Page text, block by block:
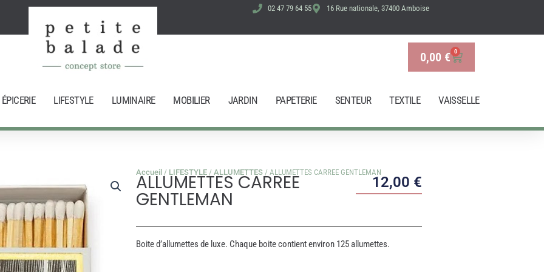
02 47 79 64 55 16 Rue nationale, 37400 Amboise
0,00 € 0
Panier
ÉPICERIE LIFESTYLE LUMINAIRE MOBILIER JARDIN PAPETERIE SENTEUR TEXTILE VAISSELLE
Accueil / LIFESTYLE / ALLUMETTES / ALLUMETTES CARREE GENTLEMAN
ALLUMETTES CARREE
GENTLEMAN
12,00 €
Boite d’allumettes de luxe. Chaque boite contient environ 125 allumettes.
GENTLEMAN